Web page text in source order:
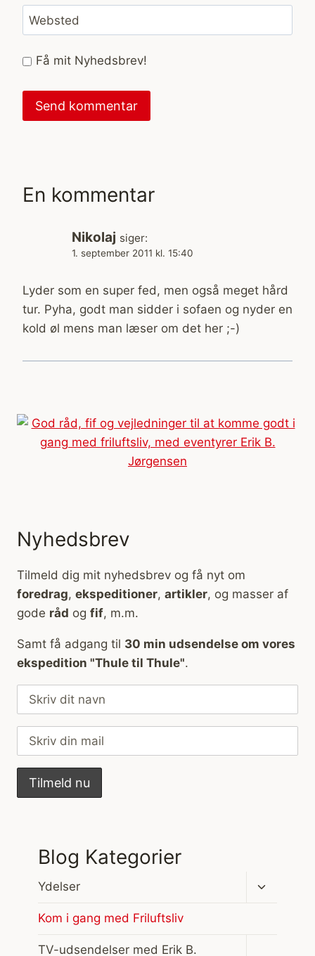
Websted
Få mit Nyhedsbrev!
En kommentar
Nikolaj siger:
1. september 2011 kl. 15:40
Lyder som en super fed, men også meget hård
tur. Pyha, godt man sidder i sofaen og nyder en
kold øl mens man læser om det her ;-)
Nyhedsbrev
Tilmeld dig mit nyhedsbrev og få nyt om
foredrag, ekspeditioner, artikler, og masser af
gode råd og fif, m.m.
Samt få adgang til 30 min udsendelse om vores
ekspedition "Thule til Thule".
Blog Kategorier
Ydelser
Skift
Kom i gang med Friluftsliv
TV-udsendelser med Erik B.